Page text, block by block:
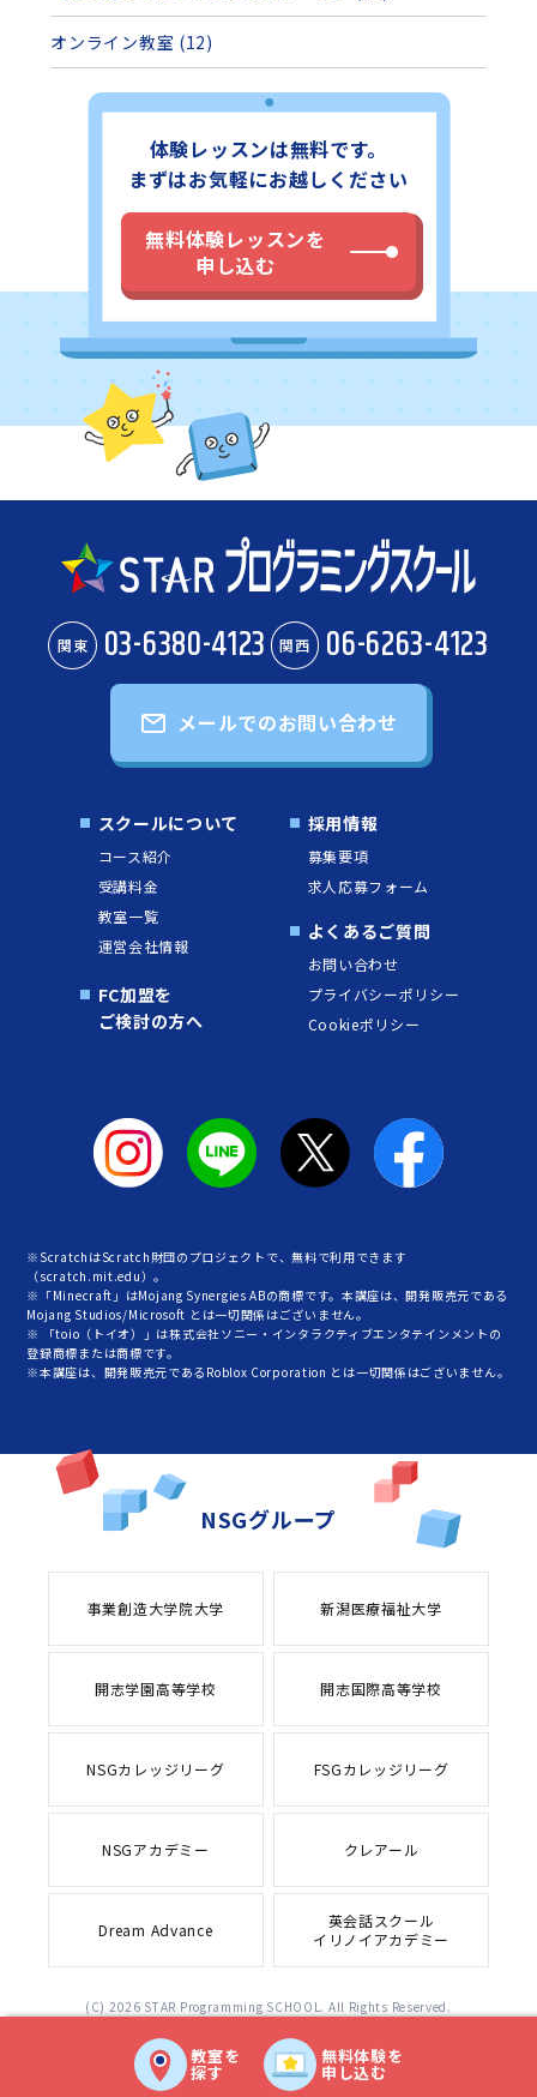
オンライン教室 (12)
体験レッスンは無料です。
まずはお気軽にお越しください
無料体験レッスンを
申し込む
無料体験を
申し込む
教室を
探す
関東 03-6380-4123 関西 06-6263-4123
メールでのお問い合わせ
スクールについて
コース紹介
受講料金
教室一覧
運営会社情報
FC加盟を
ご検討の方へ
採用情報
募集要項
求人応募フォーム
よくあるご質問
お問い合わせ
プライバシーポリシー
Cookieポリシー
※ScratchはScratch財団のプロジェクトで、無料で利用できます
（scratch.mit.edu）。
※「Minecraft」はMojang Synergies ABの商標です。本講座は、開発販売元である
Mojang Studios/Microsoft とは一切関係はございません。
※ 「toio（トイオ）」は株式会社ソニー・インタラクティブエンタテインメントの
登録商標または商標です。
※本講座は、開発販売元であるRoblox Corporation とは一切関係はございません。
NSGグループ
事業創造大学院大学 新潟医療福祉大学
開志学園高等学校 開志国際高等学校
NSGカレッジリーグ FSGカレッジリーグ
NSGアカデミー クレアール
Dream Advance
英会話スクール
イリノイアカデミー
(C) 2026 STAR Programming SCHOOL. All Rights Reserved.